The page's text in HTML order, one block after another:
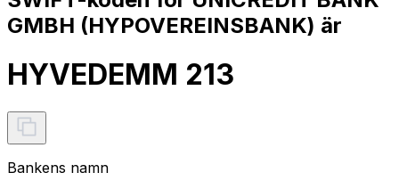
GMBH (HYPOVEREINSBANK) är
HYVEDEMM 213
Bankens namn